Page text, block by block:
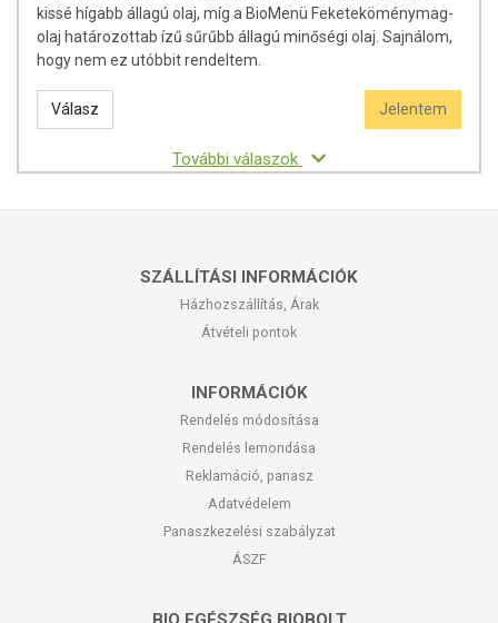
kissé hígabb állagú olaj, míg a BioMenü Feketeköménymag-
olaj határozottab ízű sűrűbb állagú minőségi olaj. Sajnálom,
hogy nem ez utóbbit rendeltem.
Válasz Jelentem
További válaszok
SZÁLLÍTÁSI INFORMÁCIÓK
Házhozszállítás, Árak
Átvételi pontok
INFORMÁCIÓK
Rendelés módosítása
Rendelés lemondása
Reklamáció, panasz
Adatvédelem
Panaszkezelési szabályzat
ÁSZF